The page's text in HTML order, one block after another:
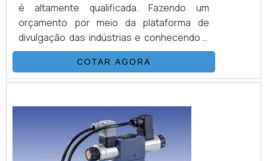
é altamente qualificada. Fazendo um
orçamento por meio da plataforma de
divulgação das indústrias e conhecendo a
maior referência no mercado em seu
próprio segmento.UM POUCO MAIS SOBRE
REPARO DE VÁLVULA PROPORCIONALQuem
empresa segura, encontra na DHE
Componentes Hidráulicos. Disponibilizando
para os clientes válvulas direciona...
COTAR AGORA